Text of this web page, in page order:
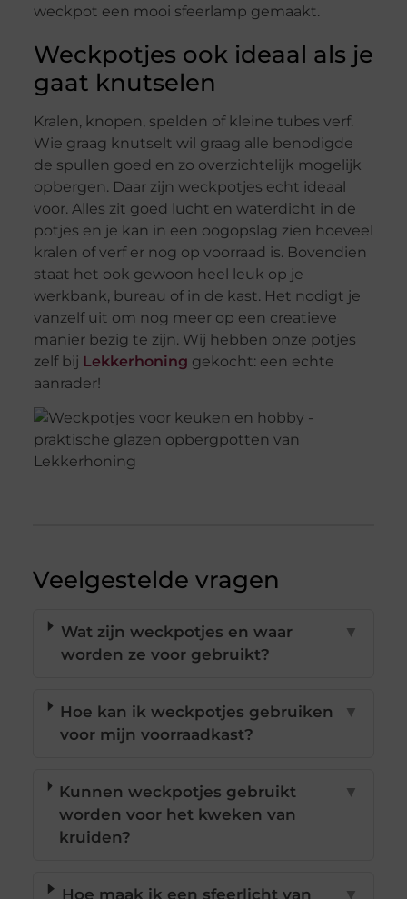
weckpot een mooi sfeerlamp gemaakt.
Weckpotjes ook ideaal als je
gaat knutselen
Kralen, knopen, spelden of kleine tubes verf.
Wie graag knutselt wil graag alle benodigde
de spullen goed en zo overzichtelijk mogelijk
opbergen. Daar zijn weckpotjes echt ideaal
voor. Alles zit goed lucht en waterdicht in de
potjes en je kan in een oogopslag zien hoeveel
kralen of verf er nog op voorraad is. Bovendien
staat het ook gewoon heel leuk op je
werkbank, bureau of in de kast. Het nodigt je
vanzelf uit om nog meer op een creatieve
manier bezig te zijn. Wij hebben onze potjes
zelf bij Lekkerhoning gekocht: een echte
aanrader!
Veelgestelde vragen
Wat zijn weckpotjes en waar
worden ze voor gebruikt?
▼
Hoe kan ik weckpotjes gebruiken
voor mijn voorraadkast?
▼
Kunnen weckpotjes gebruikt
worden voor het kweken van
kruiden?
▼
Hoe maak ik een sfeerlicht van ▼